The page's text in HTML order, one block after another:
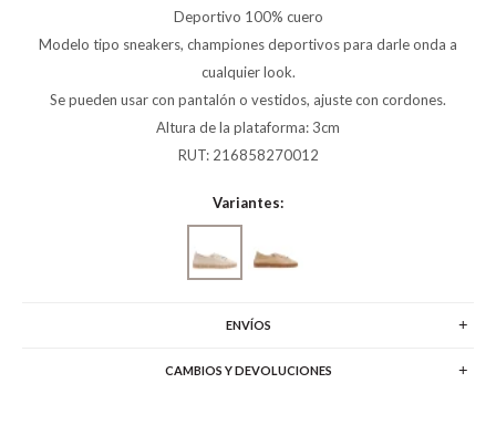
Deportivo 100% cuero
Modelo tipo sneakers, championes deportivos para darle onda a
cualquier look.
Se pueden usar con pantalón o vestidos, ajuste con cordones.
Altura de la plataforma: 3cm
RUT: 216858270012
Variantes:
ENVÍOS
CAMBIOS Y DEVOLUCIONES